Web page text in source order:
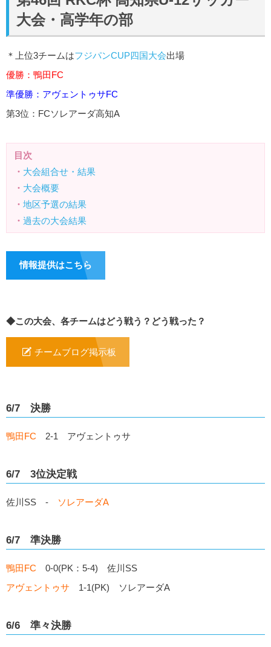
大会・高学年の部
＊上位3チームはフジパンCUP四国大会出場
優勝：鴨田FC
準優勝：アヴェントゥサFC
第3位：FCソレアーダ高知A
目次
・ 大会組合せ・結果
・ 大会概要
・ 地区予選の結果
・ 過去の大会結果
情報提供はこちら
◆この大会、各チームはどう戦う？どう戦った？
チームブログ掲示板
6/7 決勝
鴨田FC 2-1 アヴェントゥサ
6/7 3位決定戦
佐川SS - ソレアーダA
6/7 準決勝
鴨田FC 0-0(PK：5-4) 佐川SS
アヴェントゥサ 1-1(PK) ソレアーダA
6/6 準々決勝